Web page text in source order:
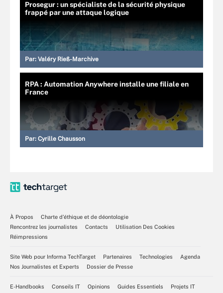
Prosegur : un spécialiste de la sécurité physique
frappé par une attaque logique
Par: Valéry Rieß-Marchive
RPA : Automation Anywhere installe une filiale en
France
Par: Cyrille Chausson
À Propos
Charte d’éthique et de déontologie
Rencontrez les journalistes
Contacts
Utilisation Des Cookies
Réimpressions
Site Web pour Informa TechTarget Partenaires Technologies
Agenda
Nos Journalistes et Experts
Dossier de Presse
E-Handbooks Conseils IT Opinions Guides Essentiels Projets IT